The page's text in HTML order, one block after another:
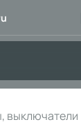
выключатели